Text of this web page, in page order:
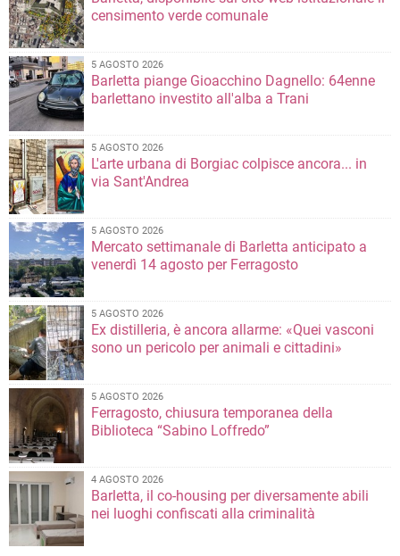
censimento verde comunale
5 AGOSTO 2026
Barletta piange Gioacchino Dagnello: 64enne
barlettano investito all'alba a Trani
5 AGOSTO 2026
L'arte urbana di Borgiac colpisce ancora... in
via Sant'Andrea
5 AGOSTO 2026
Mercato settimanale di Barletta anticipato a
venerdì 14 agosto per Ferragosto
5 AGOSTO 2026
Ex distilleria, è ancora allarme: «Quei vasconi
sono un pericolo per animali e cittadini»
5 AGOSTO 2026
Ferragosto, chiusura temporanea della
Biblioteca “Sabino Loffredo”
4 AGOSTO 2026
Barletta, il co-housing per diversamente abili
nei luoghi confiscati alla criminalità